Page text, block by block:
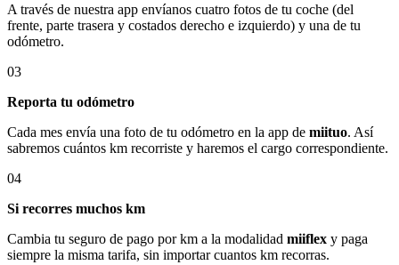
A través de nuestra app envíanos cuatro fotos de tu coche (del
frente, parte trasera y costados derecho e izquierdo) y una de tu
odómetro.
03
Reporta tu odómetro
Cada mes envía una foto de tu odómetro en la app de miituo. Así
sabremos cuántos km recorriste y haremos el cargo correspondiente.
04
Si recorres muchos km
Cambia tu seguro de pago por km a la modalidad miiflex y paga
siempre la misma tarifa, sin importar cuantos km recorras.